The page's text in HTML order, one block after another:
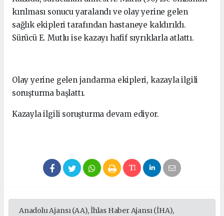
kırılması sonucu yaralandı ve olay yerine gelen
sağlık ekipleri tarafından hastaneye kaldırıldı.
Sürücü E. Mutlu ise kazayı hafif sıyrıklarla atlattı.
Olay yerine gelen jandarma ekipleri, kazayla ilgili
soruşturma başlattı.
Kazayla ilgili soruşturma devam ediyor.
Anadolu Ajansı (AA), İhlas Haber Ajansı (İHA),